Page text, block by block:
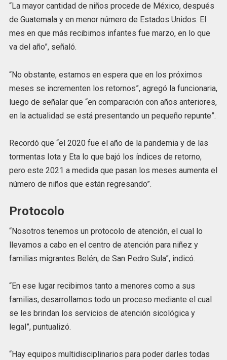
“La mayor cantidad de niños procede de México, después
de Guatemala y en menor número de Estados Unidos. El
mes en que más recibimos infantes fue marzo, en lo que
va del año”, señaló.
“No obstante, estamos en espera que en los próximos
meses se incrementen los retornos”, agregó la funcionaria,
luego de señalar que “en comparación con años anteriores,
en la actualidad se está presentando un pequeño repunte”.
Recordó que “el 2020 fue el año de la pandemia y de las
tormentas Iota y Eta lo que bajó los índices de retorno,
pero este 2021 a medida que pasan los meses aumenta el
número de niños que están regresando”.
Protocolo
“Nosotros tenemos un protocolo de atención, el cual lo
llevamos a cabo en el centro de atención para niñez y
familias migrantes Belén, de San Pedro Sula”, indicó.
“En ese lugar recibimos tanto a menores como a sus
familias, desarrollamos todo un proceso mediante el cual
se les brindan los servicios de atención sicológica y
legal”, puntualizó.
“Hay equipos multidisciplinarios para poder darles todas